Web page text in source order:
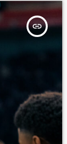
insert_link